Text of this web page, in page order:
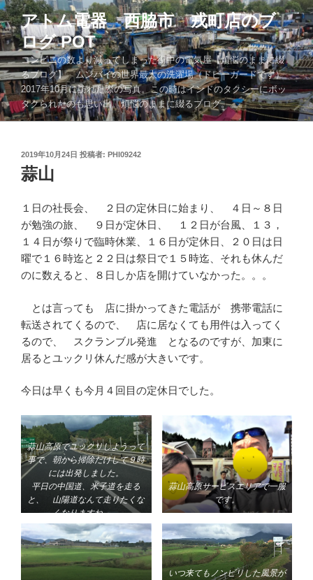
コ
ン
テ
ン
ツ
へ
ス
キ
アトム電器 西脇市 戎町店のブ
ログ POT
コンビニの数より減ってしまった街中の電気屋【煩悩のままに綴
るブログ】 ムンバイの世界最大の洗濯場（ドビーガードです）
2017年10月に訪れた際の写真。この時はインドのタクシーにボッ
タクられたのも思い出。煩悩のままに綴るブログ。。。
投
稿
日:
2019年10月24日 投稿者: PHI09242
蒜山
１日の社長会、 ２日の定休日に始まり、 ４日～８日
が勉強の旅、 ９日が定休日、 １２日が台風、１３，
１４日が祭りで臨時休業、１６日が定休日、２０日は日
曜で１６時迄と２２日は祭日で１５時迄、それも休んだ
のに数えると、８日しか店を開けていなかった。。。
とは言っても 店に掛かってきた電話が 携帯電話に
転送されてくるので、 店に居なくても用件は入ってく
るので、 スクランブル発進 となるのですが、加東に
居るとユックリ休んだ感が大きいです。
今日は早くも今月４回目の定休日でした。
蒜山高原でユックリしようって
事で、朝から掃除だけして９時
には出発しました。
平日の中国道、米子道を走る
と、 山陽道なんて走りたくな
くなりますね。。
蒜山高原サービスエリアで一服
です。
いつ来てもノンビリした風景が